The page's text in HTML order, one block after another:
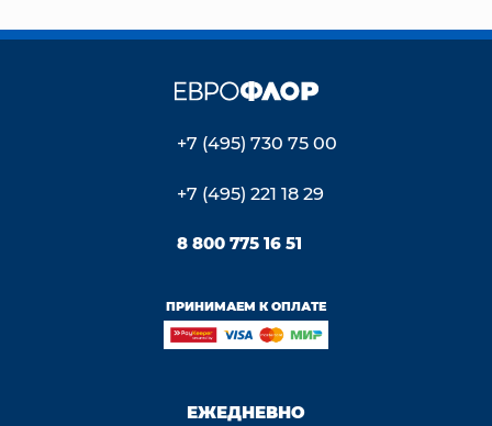
+7 (495) 730 75 00
+7 (495) 221 18 29
8 800 775 16 51
ПРИНИМАЕМ К ОПЛАТЕ
ЕЖЕДНЕВНО